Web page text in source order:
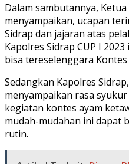
Dalam sambutannya, Ketua
menyampaikan, ucapan
Sidrap dan jajaran atas
Kapolres Sidrap CUP I
bisa tereselenggara
Sedangkan Kapolres
menyampaikan rasa
kegiatan kontes ayam
mudah-mudahan ini dapat
rutin.